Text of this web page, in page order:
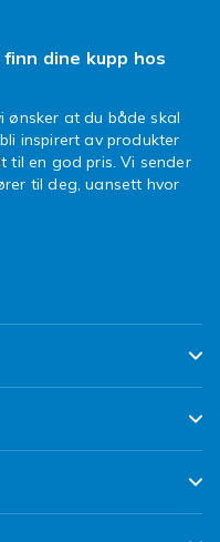
dine kupp hos
ønsker at du både skal
inspirert av produkter
til en god pris. Vi sender
til deg, uansett hvor